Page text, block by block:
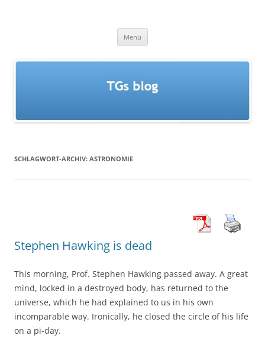
Menü
SCHLAGWORT-ARCHIV: ASTRONOMIE
Stephen Hawking is dead
This morning, Prof. Stephen Hawking passed away. A great
mind, locked in a destroyed body, has returned to the
universe, which he had explained to us in his own
incomparable way. Ironically, he closed the circle of his life
on a pi-day.